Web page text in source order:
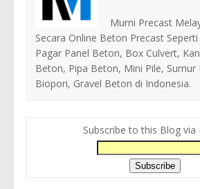
Murni Precast
Secara Online Beton Precast
Pagar Panel Beton, Box Culvert,
Beton, Pipa Beton, Mini Pile, Sumur
Biopori, Gravel Beton di Indonesia.
Subscribe to this Blog via